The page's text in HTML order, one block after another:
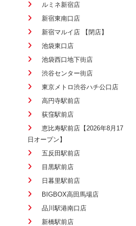
ルミネ新宿店
新宿東南口店
新宿マルイ店 【閉店】
池袋東口店
池袋西口地下街店
渋谷センター街店
東京メトロ渋谷ハチ公口店
高円寺駅前店
荻窪駅前店
恵比寿駅前店【2026年8月17
日オープン】
五反田駅前店
目黒駅前店
日暮里駅前店
BIGBOX高田馬場店
品川駅港南口店
新橋駅前店